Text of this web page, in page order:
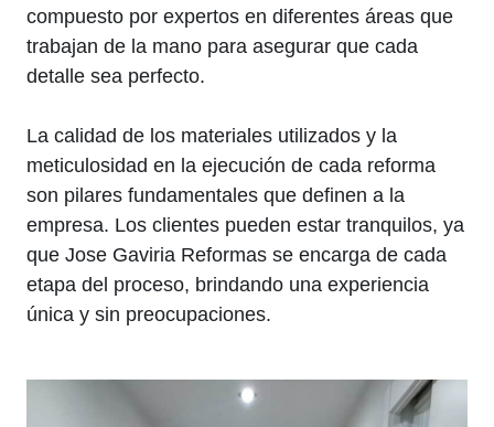
compuesto por expertos en diferentes áreas que
trabajan de la mano para asegurar que cada
detalle sea perfecto.
La calidad de los materiales utilizados y la
meticulosidad en la ejecución de cada reforma
son pilares fundamentales que definen a la
empresa. Los clientes pueden estar tranquilos, ya
que Jose Gaviria Reformas se encarga de cada
etapa del proceso, brindando una experiencia
única y sin preocupaciones.